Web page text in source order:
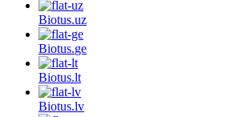
Biotus.uz
Biotus.ge
Biotus.lt
Biotus.lv